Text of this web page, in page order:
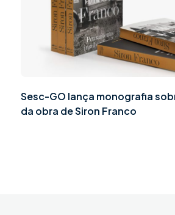
Sesc-GO lança monografia
da obra de Siron Franco